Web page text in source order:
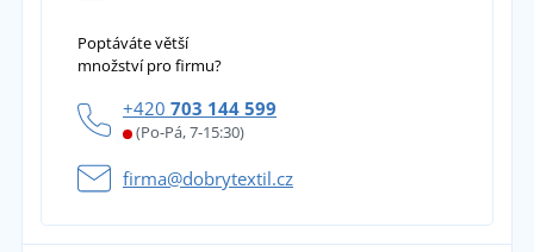
Poptáváte větší
množství pro firmu?
+420 703 144 599
(Po-Pá, 7-15:30)
firma@dobrytextil.cz